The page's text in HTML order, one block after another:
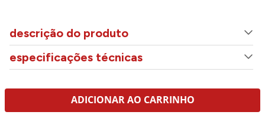
descrição do produto
especificações técnicas
ADICIONAR AO CARRINHO